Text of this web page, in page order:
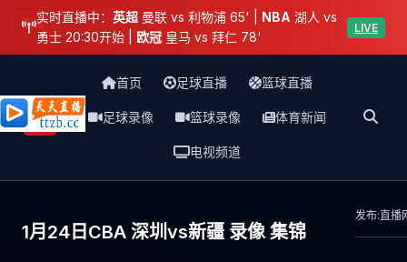
实时直播中： 英超 曼联 vs 利物浦 65' | NBA 湖人 vs
勇士 20:30开始 | 欧冠 皇马 vs 拜仁 78'
LIVE
天天直播网
首页 足球直播 篮球直播
足球录像 篮球录像 体育新闻
电视频道
1月24日CBA 深圳vs新疆 录像 集锦
发布:直播
足球